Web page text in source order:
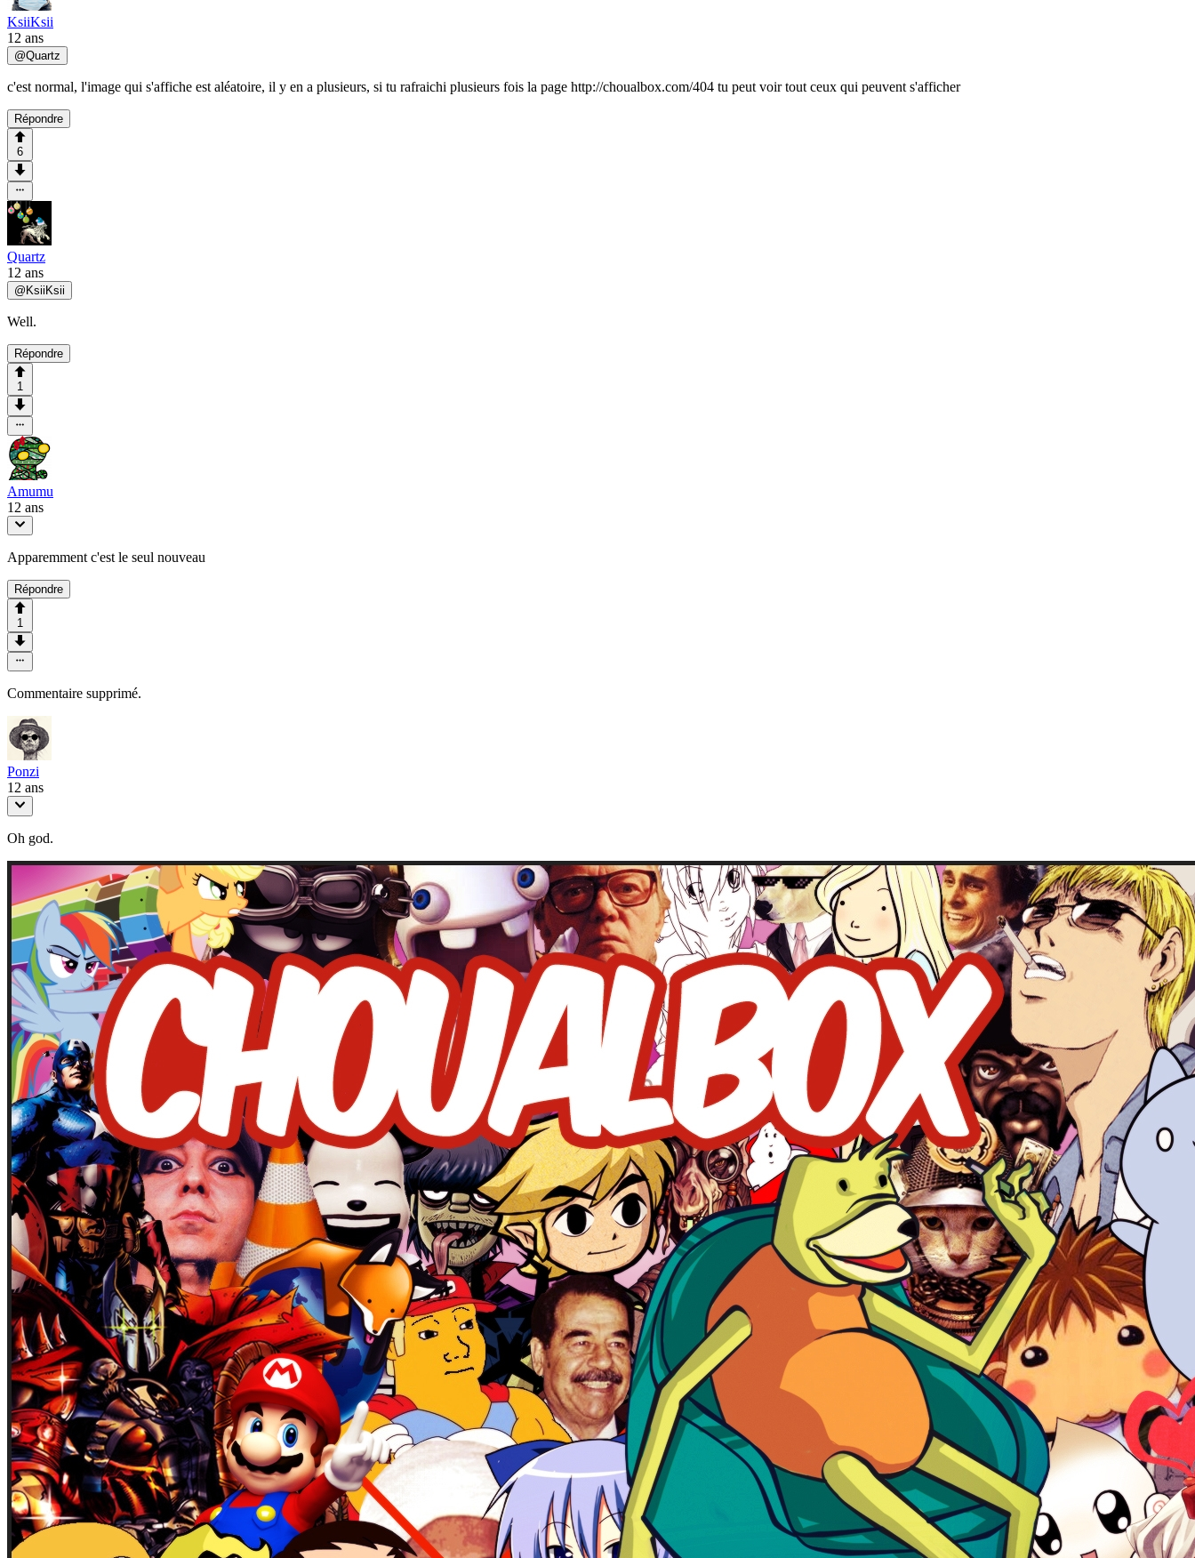
KsiiKsii
12 ans
@Quartz
c'est normal, l'image qui s'affiche est aléatoire, il y en a plusieurs, si tu rafraichi plusieurs fois la page http://choualbox.com/404 tu peut voir tout ceux qui peuvent s'afficher
Répondre
6
Quartz
12 ans
@ KsiiKsii
Well.
Répondre
1
Amumu
12 ans
Apparemment c'est le seul nouveau
Répondre
1
Commentaire supprimé.
Ponzi
12 ans
Oh god.